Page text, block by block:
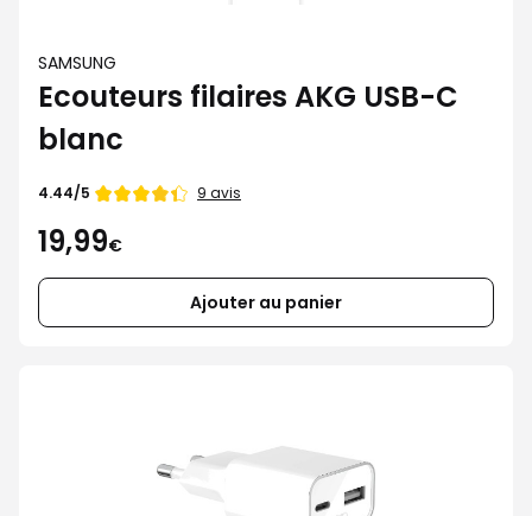
SAMSUNG
Ecouteurs filaires AKG USB-C
blanc
Note
4.44/5 9 avis
19,99€
Ajouter au panier